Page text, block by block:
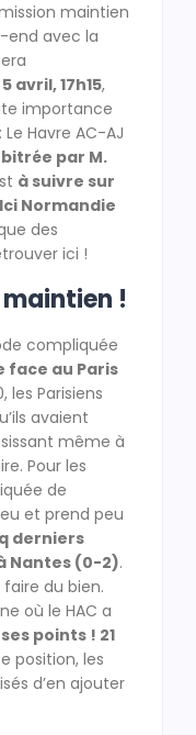
maintien
end avec la
avril, 17h15,
importance
Havre AC-AJ
par M.
à suivre sur
Ici Normandie
des
ici !
!
compliquée
au Paris
les Parisiens
avaient
même à
Pour les
de
et prend peu
derniers
Nantes (0-2).
du bien.
où le HAC a
points ! 21
position, les
d’en ajouter